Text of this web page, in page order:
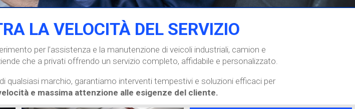
LA VELOCITÀ DEL SERVIZIO
per l’assistenza e la manutenzione di veicoli industriali, camion e
che a privati offrendo un servizio completo, affidabile e personalizzato.
qualsiasi marchio, garantiamo interventi tempestivi e soluzioni efficaci per
e massima attenzione alle esigenze del cliente.